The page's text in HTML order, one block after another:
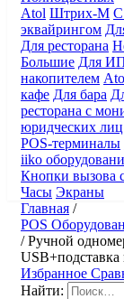
Atol Штрих-М С
эквайрингом
Для ресторана
Большие Для
накопителем
кафе Для бара
ресторана с
юридческих лиц
POS-терминалы
iiko
Кнопки вызова
Часы Экраны
Главная /
POS
/Ручной
Избранное
Найти: